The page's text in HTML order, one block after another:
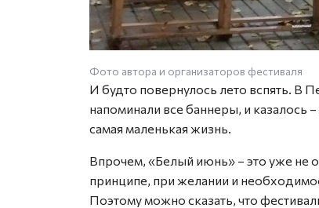
Фото автора и организаторов фестиваля
И будто повернулось лето вспять. В
напоминали все баннеры, и казалось
самая маленькая жизнь.
Впрочем, «Белый июнь» – это уже не
принципе, при желании и
Поэтому можно сказать, что